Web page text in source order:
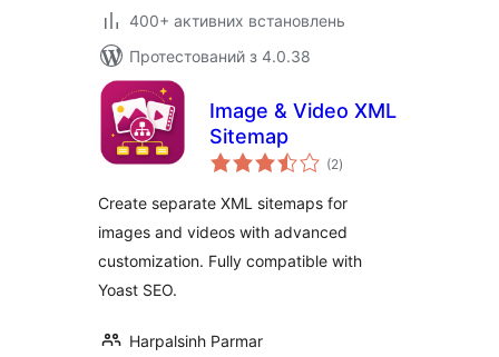
400+ активних встановлень
Протестований з 4.0.38
Image & Video XML
Sitemap
(2загальний
рейтинг
)
Create separate XML sitemaps for
images and videos with advanced
customization. Fully compatible with
Yoast SEO.
Harpalsinh Parmar